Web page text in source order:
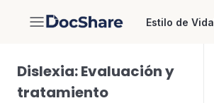
DocShare Estilo de Vida
Dislexia: Evaluación y
tratamiento